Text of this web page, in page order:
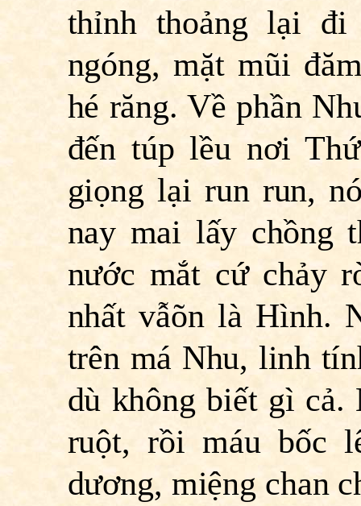
thỉnh thoảng lại đi
ngóng, mặt mũi
hé răng. Về phần
đến túp lều nơi
giọng lại run run,
nay mai lấy chồng
nước mắt cứ chảy
nhất vẫõn là Hình.
trên má Nhu, linh
dù không biết gì cả.
ruột, rồi máu bốc
dương, miệng chan